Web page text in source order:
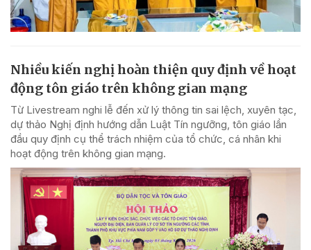
Nhiều kiến nghị hoàn thiện quy định về hoạt
động tôn giáo trên không gian mạng
Từ Livestream nghi lễ đến xử lý thông tin sai lệch, xuyên tạc,
dự thảo Nghị định hướng dẫn Luật Tín ngưỡng, tôn giáo lần
đầu quy định cụ thể trách nhiệm của tổ chức, cá nhân khi
hoạt động trên không gian mạng.